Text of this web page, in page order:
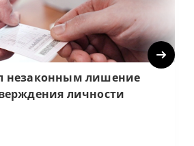
незаконным лишение
личности
Next